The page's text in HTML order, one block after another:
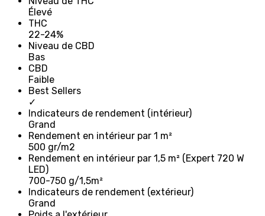
Élevé
THC
22-24%
Niveau de CBD
Bas
CBD
Faible
Best Sellers
✓
Indicateurs de rendement (intérieur)
Grand
Rendement en intérieur par 1 m²
500 gr/m2
Rendement en intérieur par 1,5 m² (Expert 720 W
LED)
700-750 g/1,5m²
Indicateurs de rendement (extérieur)
Grand